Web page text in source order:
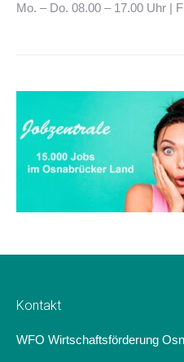
Mo. – Do. 08.00 – 17.00 Uhr |
Kontakt
WFO Wirtschaftsförderung